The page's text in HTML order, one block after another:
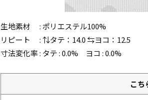
生地素材 : ポリエステル100%
リピート : ⇅タテ：14.0 ⇆ヨコ：12.5
寸法変化率 : タテ : 0.0% ヨコ : 0.0%
こ